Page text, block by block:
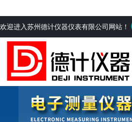
欢迎进入苏州德计仪器仪表有限公司网站！